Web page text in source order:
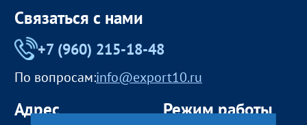
Связаться с нами
+7 (960) 215-18-48
По вопросам:info@export10.ru
Адрес Режим работы